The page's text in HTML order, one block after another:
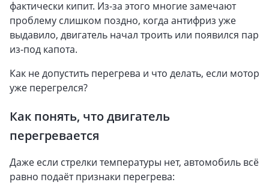
фактически кипит. Из-за этого многие замечают
проблему слишком поздно, когда антифриз уже
выдавило, двигатель начал троить или появился пар
из-под капота.
Как не допустить перегрева и что делать, если мотор
уже перегрелся?
Как понять, что двигатель
перегревается
Даже если стрелки температуры нет, автомобиль всё
равно подаёт признаки перегрева: